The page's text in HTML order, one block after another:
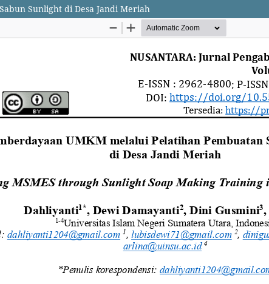
Sunlight di Desa Jandi Meriah